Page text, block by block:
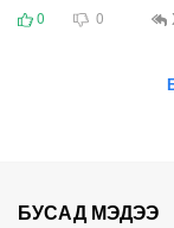
0 0
БУСАД МЭДЭЭ